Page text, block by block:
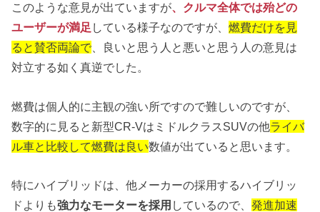
このような意見が出ていますが、クルマ全体では殆どの
ユーザーが満足 している様子なのですが、燃費だけを見
ると賛否両論で 、良いと思う人と悪いと思う人の意見は
対立する如く真逆でした。
燃費は個人的に主観の強い所ですので難しいのですが、
数字的に見ると新型CR-VはミドルクラスSUVの他ライバ
ル車と比較して燃費は良い数値が出ていると思います。
特にハイブリッドは、他メーカーの採用するハイブリッ
ドよりも強力なモーターを採用 しているので、発進加速